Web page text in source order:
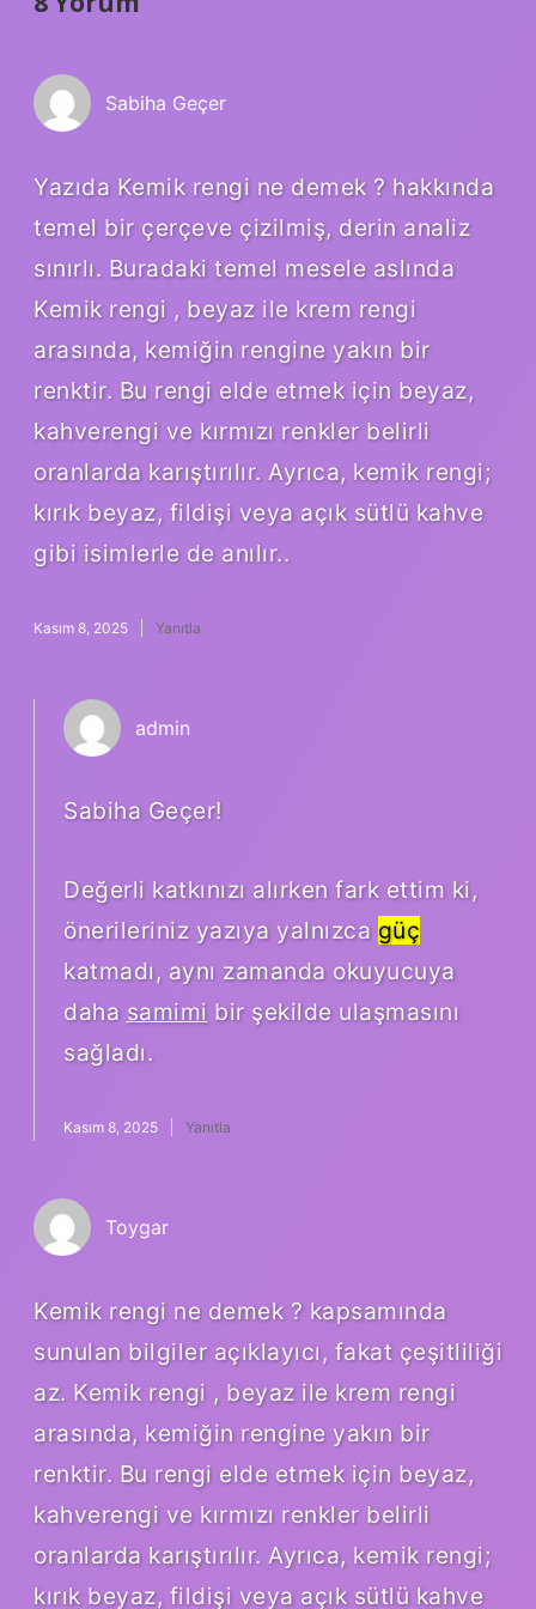
Sabiha Geçer
Yazıda Kemik rengi ne demek ? hakkında
temel bir çerçeve çizilmiş, derin analiz
sınırlı. Buradaki temel mesele aslında
Kemik rengi , beyaz ile krem rengi
arasında, kemiğin rengine yakın bir
renktir. Bu rengi elde etmek için beyaz,
kahverengi ve kırmızı renkler belirli
oranlarda karıştırılır. Ayrıca, kemik rengi;
kırık beyaz, fildişi veya açık sütlü kahve
gibi isimlerle de anılır..
Kasım 8, 2025 Yanıtla
admin
Sabiha Geçer!
Değerli katkınızı alırken fark ettim ki,
önerileriniz yazıya yalnızca güç
katmadı, aynı zamanda okuyucuya
daha samimi bir şekilde ulaşmasını
sağladı.
Kasım 8, 2025 Yanıtla
Toygar
Kemik rengi ne demek ? kapsamında
sunulan bilgiler açıklayıcı, fakat çeşitliliği
az. Kemik rengi , beyaz ile krem rengi
arasında, kemiğin rengine yakın bir
renktir. Bu rengi elde etmek için beyaz,
kahverengi ve kırmızı renkler belirli
oranlarda karıştırılır. Ayrıca, kemik rengi;
kırık beyaz, fildişi veya açık sütlü kahve